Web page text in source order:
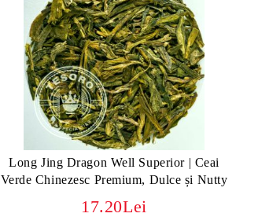
Long Jing Dragon Well Superior | Ceai
Verde Chinezesc Premium, Dulce și Nutty
17.20Lei